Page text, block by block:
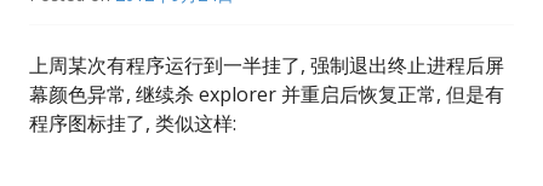
上周某次有程序运行到一半挂了, 强制退出终止进程后屏
幕颜色异常, 继续杀 explorer 并重启后恢复正常, 但是有
程序图标挂了, 类似这样: